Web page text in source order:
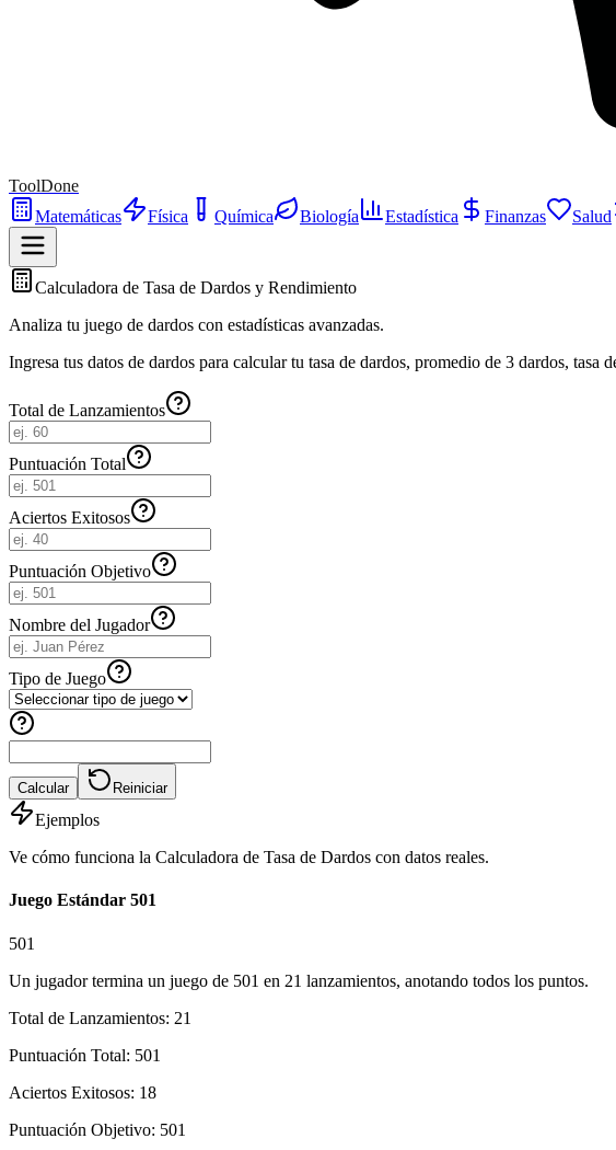
ToolDone
Matemáticas
Física Química Biología Estadística Finanzas Salud
Calculadora de Tasa de Dardos y Rendimiento
Analiza tu juego de dardos con estadísticas avanzadas.
Ingresa tus datos de dardos para calcular tu tasa de dardos, promedio de 3 dardos, tasa
Total de Lanzamientos
Puntuación Total
Aciertos Exitosos
Puntuación Objetivo
Nombre del Jugador
Tipo de Juego
Calcular Reiniciar
Ejemplos
Ve cómo funciona la Calculadora de Tasa de Dardos con datos reales.
Juego Estándar 501
501
Un jugador termina un juego de 501 en 21 lanzamientos, anotando todos los puntos.
Total de Lanzamientos: 21
Puntuación Total: 501
Aciertos Exitosos: 18
Puntuación Objetivo: 501